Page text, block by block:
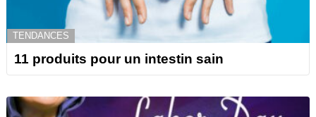
TENDANCES
11 produits pour un intestin sain